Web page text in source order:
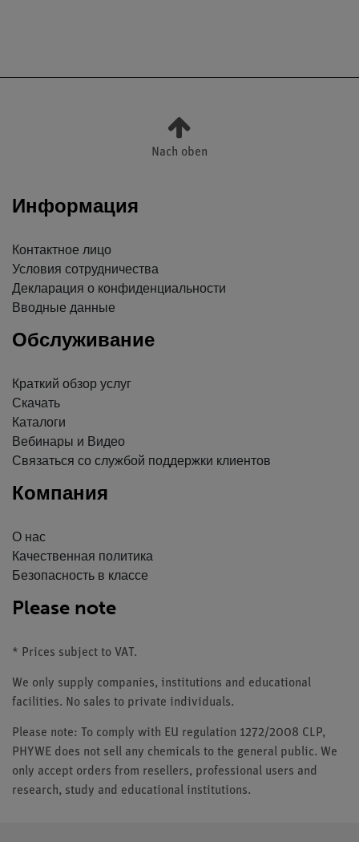
Nach oben
Информация
Контактное лицо
Условия сотрудничества
Декларация о конфиденциальности
Вводные данные
Обслуживание
Краткий обзор услуг
Скачать
Каталоги
Вебинары и Видео
Связаться со службой поддержки клиентов
Компания
О нас
Качественная политика
Безопасность в классе
Please note
* Prices subject to VAT.
We only supply companies, institutions and educational
facilities. No sales to private individuals.
Please note: To comply with EU regulation 1272/2008 CLP,
PHYWE does not sell any chemicals to the general public. We
only accept orders from resellers, professional users and
research, study and educational institutions.